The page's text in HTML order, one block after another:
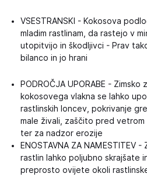
VSESTRANSKI - Kokosova
mladim rastlinam, da rastejo v
utopitvijo in škodljivci - Prav
bilanco in jo hrani
PODROČJA UPORABE -
kokosovega vlakna se lahko
rastlinskih loncev, pokrivanje
male živali, zaščito pred
ter za nadzor erozije
ENOSTAVNA ZA NAMESTITEV
rastlin lahko poljubno skrajšate
preprosto ovijete okoli